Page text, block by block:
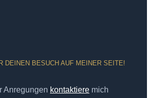
DEINEN BESUCH AUF MEINER SEITE!
Anregungen kontaktiere mich